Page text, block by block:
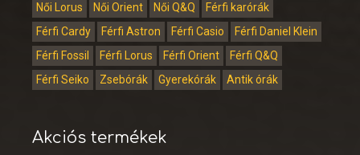
Női Lorus
Női Orient Női Q&Q
Férfi karórák
Férfi Cardy
Férfi Astron Férfi Casio
Férfi Daniel Klein
Férfi Fossil
Férfi Lorus Férfi Orient
Férfi Q&Q
Férfi Seiko
Zsebórák Gyerekórák Antik órák
Akciós termékek